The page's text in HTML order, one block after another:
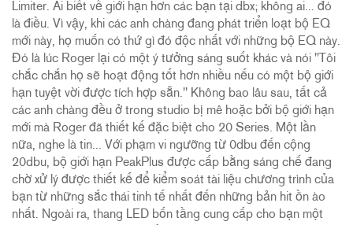
Limiter. Ai biết về giới hạn hơn các bạn tại dbx; không ai... đó
là điều. Vì vậy, khi các anh chàng đang phát triển loạt bộ EQ
mới này, họ muốn có thứ gì đó độc nhất với những bộ EQ này.
Đó là lúc Roger lại có một ý tưởng sáng suốt khác và nói "Tôi
chắc chắn họ sẽ hoạt động tốt hơn nhiều nếu có một bộ giới
hạn tuyệt vời được tích hợp sẵn." Không bao lâu sau, tất cả
các anh chàng đều ở trong studio bị mê hoặc bởi bộ giới hạn
mới mà Roger đã thiết kế đặc biệt cho 20 Series. Một lần
nữa, nghe là tin... Với phạm vi ngưỡng từ 0dbu đến cộng
20dbu, bộ giới hạn PeakPlus được cấp bằng sáng chế đang
chờ xử lý được thiết kế để kiểm soát tài liệu chương trình của
bạn từ những sắc thái tinh tế nhất đến những bản hit ồn ào
nhất. Ngoài ra, thang LED bốn tầng cung cấp cho bạn một